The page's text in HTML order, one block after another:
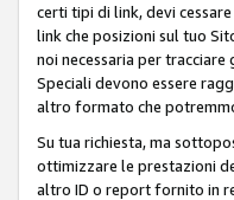
certi tipi di link, devi
link che posizioni sul tuo
noi necessaria per
Speciali devono essere
altro formato che
Su tua richiesta, ma
ottimizzare le prestazioni
altro ID o report fornito in